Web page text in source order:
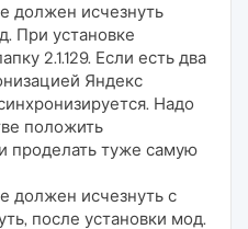
должен исчезнуть
При установке
2.1.129. Если есть два
Яндекс
Надо
положить
проделать туже самую
должен исчезнуть с
после установки мод.